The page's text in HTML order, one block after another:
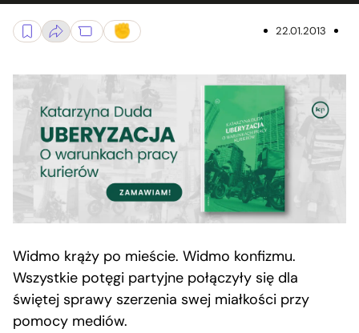
22.01.2013
Widmo krąży po mieście. Widmo konfizmu.
Wszystkie potęgi partyjne połączyły się dla
świętej sprawy szerzenia swej miałkości przy
pomocy mediów.